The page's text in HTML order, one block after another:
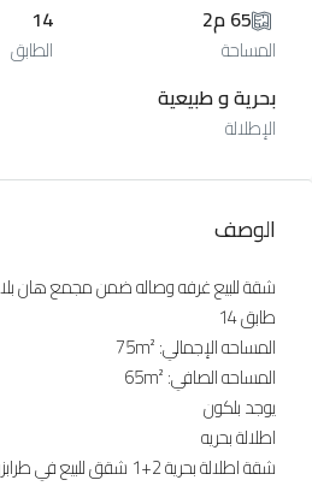
65 م2
المساحة
14
الطابق
بحرية و طبيعية
الإطلالة
الوصف
شقة للبيع غرفه وصاله ضمن مجمع هان
طابق 14
المساحه الإجمالي: 75m²
المساحه الصافي: 65m²
يوجد بلكون
اطلالة بحريه
شقة اطلالة بحرية 2+1 شقق للبيع في طرابزون